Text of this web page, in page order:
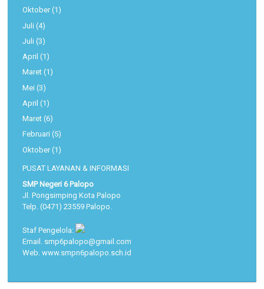
Oktober(1)
Juli (4)
Juli (3)
April (1)
Maret (1)
Mei (3)
April (1)
Maret (6)
Februari (5)
Oktober(1)
PUSAT LAYANAN & INFORMASI
SMP Negeri 6 Palopo
Jl. Pongsimping Kota Palopo
Telp. (0471) 23559 Palopo.
Staf Pengelola:
Email. smp6palopo@gmail.com
Web. www.smpn6palopo.sch.id